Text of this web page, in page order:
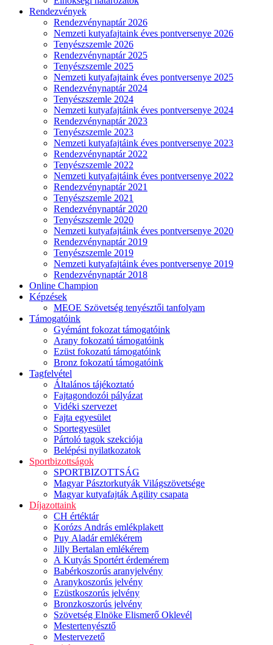
Rendezvények
Rendezvénynaptár 2026
Nemzeti kutyafajtaink éves pontversenye 2026
Tenyészszemle 2026
Rendezvénynaptár 2025
Tenyészszemle 2025
Nemzeti kutyafajtaink éves pontversenye 2025
Rendezvénynaptár 2024
Tenyészszemle 2024
Nemzeti kutyafajtáink éves pontversenye 2024
Rendezvénynaptár 2023
Tenyészszemle 2023
Nemzeti kutyafajtáink éves pontversenye 2023
Rendezvénynaptár 2022
Tenyészszemle 2022
Nemzeti kutyafajtáink éves pontversenye 2022
Rendezvénynaptár 2021
Tenyészszemle 2021
Rendezvénynaptár 2020
Tenyészszemle 2020
Nemzeti kutyafajtáink éves pontversenye 2020
Rendezvénynaptár 2019
Tenyészszemle 2019
Nemzeti kutyafajtáink éves pontversenye 2019
Rendezvénynaptár 2018
Online Champion
Képzések
MEOE Szövetség tenyésztői tanfolyam
Támogatóink
Gyémánt fokozat támogatóink
Arany fokozatú támogatóink
Ezüst fokozatú támogatóink
Bronz fokozatú támogatóink
Tagfelvétel
Általános tájékoztató
Fajtagondozói pályázat
Vidéki szervezet
Fajta egyesület
Sportegyesület
Pártoló tagok szekciója
Belépési nyilatkozatok
Sportbizottságok
SPORTBIZOTTSÁG
Magyar Pásztorkutyák Világszövetsége
Magyar kutyafajták Agility csapata
Díjazottaink
CH értéktár
Korózs András emlékplakett
Puy Aladár emlékérem
Jilly Bertalan emlékérem
A Kutyás Sportért érdemérem
Babérkoszorús aranyjelvény
Aranykoszorús jelvény
Ezüstkoszorús jelvény
Bronzkoszorús jelvény
Szövetség Elnöke Elismerő Oklevél
Mestertenyésztő
Mestervezető